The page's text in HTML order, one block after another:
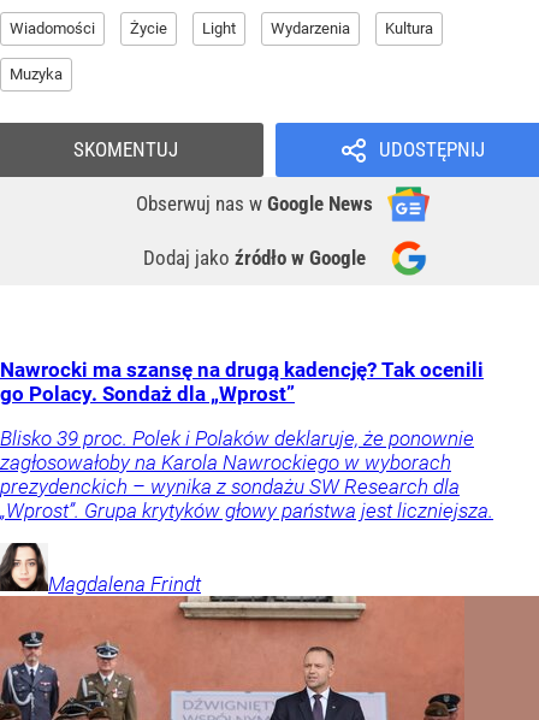
Wiadomości Życie Light Wydarzenia Kultura
Muzyka
UDOSTĘPNIJ
Obserwuj nas w Google News
Dodaj jako źródło w Google
SKOMENTUJ
Nawrocki ma szansę na drugą kadencję? Tak ocenili
go Polacy. Sondaż dla „Wprost”
Blisko 39 proc. Polek i Polaków deklaruje, że ponownie
zagłosowałoby na Karola Nawrockiego w wyborach
prezydenckich – wynika z sondażu SW Research dla
„Wprost”. Grupa krytyków głowy państwa jest liczniejsza.
Magdalena Frindt